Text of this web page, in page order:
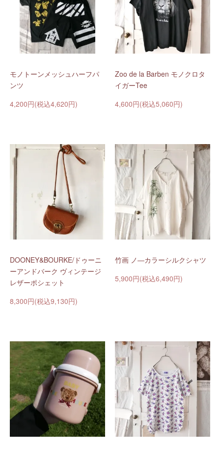
モノトーンメッシュハーフパ
ンツ
4,200円(税込4,620円)
Zoo de la Barben モノクロタ
イガーTee
4,600円(税込5,060円)
DOONEY&BOURKE/ドゥーニ
ーアンドバーク ヴィンテージ
レザーポシェット
8,300円(税込9,130円)
竹画 ノ―カラーシルクシャツ
5,900円(税込6,490円)